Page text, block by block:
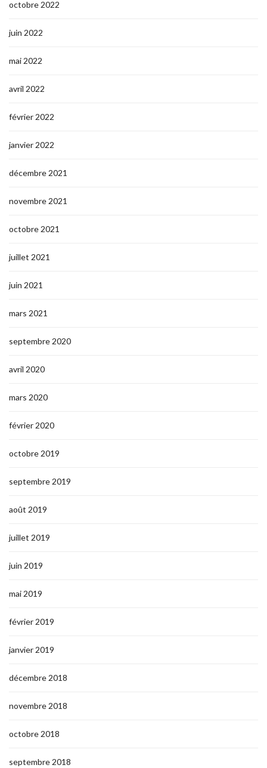
octobre 2022
juin 2022
mai 2022
avril 2022
février 2022
janvier 2022
décembre 2021
novembre 2021
octobre 2021
juillet 2021
juin 2021
mars 2021
septembre 2020
avril 2020
mars 2020
février 2020
octobre 2019
septembre 2019
août 2019
juillet 2019
juin 2019
mai 2019
février 2019
janvier 2019
décembre 2018
novembre 2018
octobre 2018
septembre 2018